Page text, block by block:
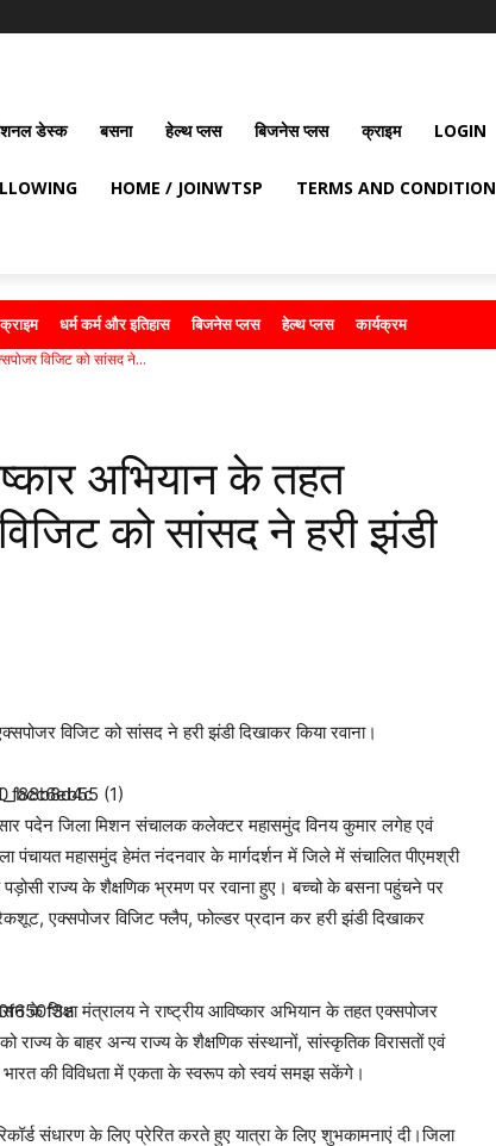
डेस्क बसना हेल्थ प्लस बिजनेस प्लस क्राइम LOGIN
HOME / JOINWTSP TERMS AND CONDITION
क्राइम धर्म कर्म और इतिहास बिजनेस प्लस हेल्थ प्लस कार्यक्रम
विजिट को सांसद ने...
अभियान के तहत
को सांसद ने हरी झंडी
विजिट को सांसद ने हरी झंडी दिखाकर किया रवाना।
पदेन जिला मिशन संचालक कलेक्टर महासमुंद विनय कुमार लगेह एवं
पंचायत महासमुंद हेमंत नंदनवार के मार्गदर्शन में जिले में संचालित पीएमश्री
पड़ोसी राज्य के शैक्षणिक भ्रमण पर रवाना हुए। बच्चो के बसना पहुंचने पर
एक्सपोजर विजिट फ्लैप, फोल्डर प्रदान कर हरी झंडी दिखाकर
के शिक्षा मंत्रालय ने राष्ट्रीय आविष्कार अभियान के तहत एक्सपोजर
को राज्य के बाहर अन्य राज्य के शैक्षणिक संस्थानों, सांस्कृतिक विरासतों एवं
भारत की विविधता में एकता के स्वरूप को स्वयं समझ सकेंगे।
संधारण के लिए प्रेरित करते हुए यात्रा के लिए शुभकामनाएं दी।जिला